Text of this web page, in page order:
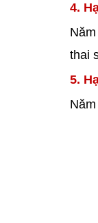
4.
thai
5.